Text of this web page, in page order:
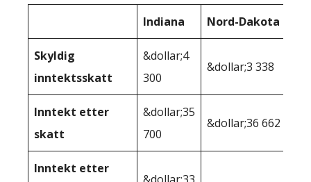
Indiana Nord-Dakota
Skyldig
inntektsskatt
&dollar;4
300
&dollar;3 338
Inntekt etter
skatt
&dollar;35
700
&dollar;36 662
Inntekt etter